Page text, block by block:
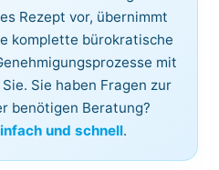
Rezept vor, übernimmt
komplette bürokratische
mit
Sie haben Fragen zur
benötigen Beratung?
und schnell.